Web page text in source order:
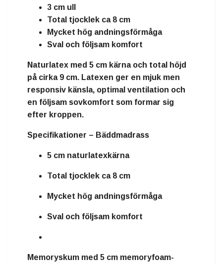
3 cm ull
Total tjocklek ca 8 cm
Mycket hög andningsförmåga
Sval och följsam komfort
Naturlatex med 5 cm kärnaoch total höjd
på cirka 9 cm. Latexen ger en mjuk men
responsiv känsla, optimal ventilation och
en följsam sovkomfort som formar sig
efter kroppen.
Specifikationer – Bäddmadrass
5 cm naturlatexkärna
Total tjocklek ca 8 cm
Mycket hög andningsförmåga
Sval och följsam komfort
Memoryskum med 5 cm memoryfoam-